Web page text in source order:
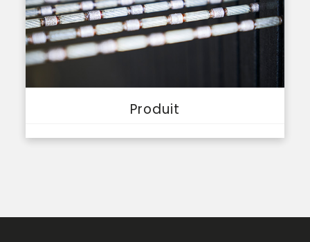
Produit